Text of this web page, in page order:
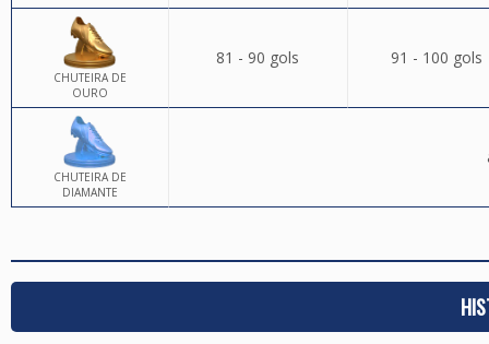
CHUTEIRA DE
OURO
81 - 90 gols 91 - 100 gols
CHUTEIRA DE
DIAMANTE